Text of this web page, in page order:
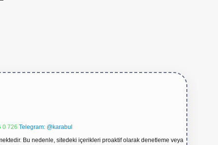
0 726 Telegram: @karabul
Bu nedenle, sitedeki içerikleri proaktif olarak denetleme veya